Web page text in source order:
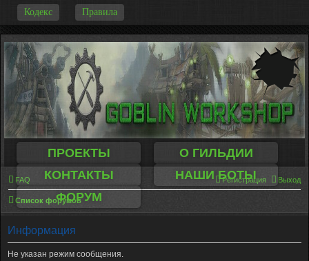
Кодекс Правила
ПРОЕКТЫ
О ГИЛЬДИИ
КОНТАКТЫ
НАШИ БОТЫ
ФОРУМ
FAQ Выход
Регистрация
Список форумов
Информация
Не указан режим сообщения.